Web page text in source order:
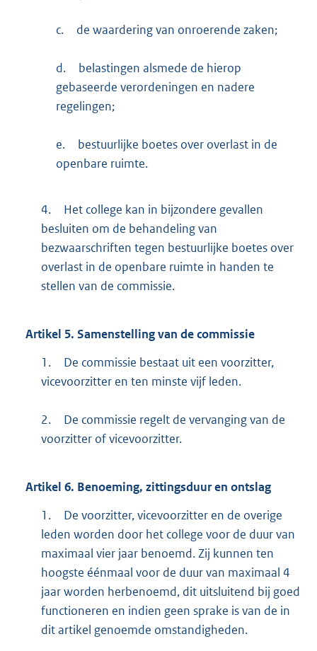
c. de waardering van onroerende zaken;
d.
belastingen alsmede de hierop
gebaseerde verordeningen en nadere
regelingen;
e.
bestuurlijke boetes over overlast in de
openbare ruimte.
4.
Het college kan in bijzondere gevallen
besluiten om de behandeling van
bezwaarschriften tegen bestuurlijke boetes over
overlast in de openbare ruimte in handen te
stellen van de commissie.
Artikel 5. Samenstelling van de commissie
1.
De commissie bestaat uit een voorzitter,
vicevoorzitter en ten minste vijf leden.
2.
De commissie regelt de vervanging van de
voorzitter of vicevoorzitter.
Artikel 6. Benoeming, zittingsduur en ontslag
1.
De voorzitter, vicevoorzitter en de overige
leden worden door het college voor de duur van
maximaal vier jaar benoemd. Zij kunnen ten
hoogste éénmaal voor de duur van maximaal 4
jaar worden herbenoemd, dit uitsluitend bij goed
functioneren en indien geen sprake is van de in
dit artikel genoemde omstandigheden.